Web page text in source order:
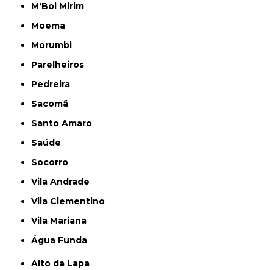
M'Boi Mirim
Moema
Morumbi
Parelheiros
Pedreira
Sacomã
Santo Amaro
Saúde
Socorro
Vila Andrade
Vila Clementino
Vila Mariana
Água Funda
Alto da Lapa